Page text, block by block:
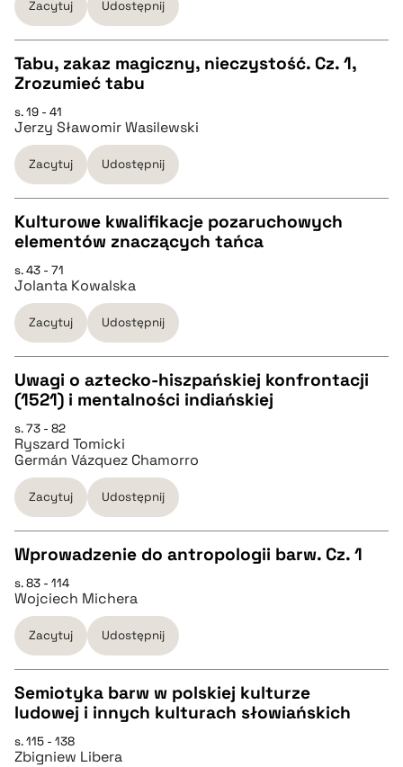
Zacytuj Udostępnij
pobierz cytat
BIBTEX
Tabu, zakaz magiczny, nieczystość. Cz. 1,
Zrozumieć tabu
s. 19 - 41
Jerzy Sławomir Wasilewski
Zacytuj Udostępnij
pobierz cytat
BIBTEX
pobierz cytat
Kulturowe kwalifikacje pozaruchowych
elementów znaczących tańca
s. 43 - 71
Jolanta Kowalska
Zacytuj Udostępnij
CZYSTY TEKST
pobierz cytat
BIBTEX
Uwagi o aztecko-hiszpańskiej konfrontacji
(1521) i mentalności indiańskiej
s. 73 - 82
Ryszard Tomicki
Germán Vázquez Chamorro
Zacytuj Udostępnij
CZYSTY TEKST
pobierz cytat
BIBTEX
pobierz cytat
Wprowadzenie do antropologii barw. Cz. 1
s. 83 - 114
Wojciech Michera
Zacytuj Udostępnij
CZYSTY TEKST
Semiotyka barw w polskiej kulturze
ludowej i innych kulturach słowiańskich
s. 115 - 138
Zbigniew Libera